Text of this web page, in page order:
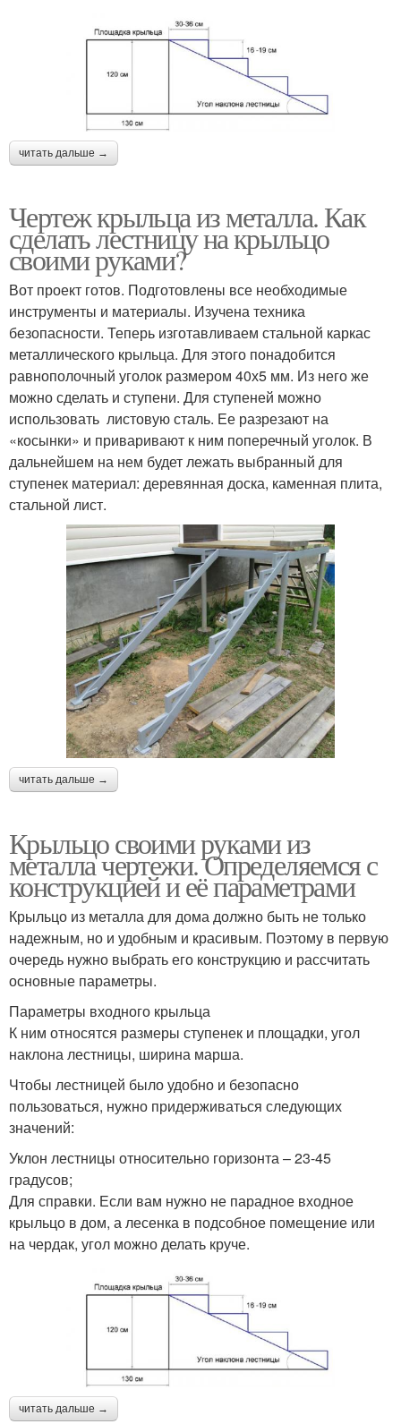
читать дальше →
Чертеж крыльца из металла. Как
сделать лестницу на крыльцо
своими руками?
Вот проект готов. Подготовлены все необходимые
инструменты и материалы. Изучена техника
безопасности. Теперь изготавливаем стальной каркас
металлического крыльца. Для этого понадобится
равнополочный уголок размером 40х5 мм. Из него же
можно сделать и ступени. Для ступеней можно
использовать листовую сталь. Ее разрезают на
«косынки» и приваривают к ним поперечный уголок. В
дальнейшем на нем будет лежать выбранный для
ступенек материал: деревянная доска, каменная плита,
стальной лист.
читать дальше →
Крыльцо своими руками из
металла чертежи. Определяемся с
конструкцией и её параметрами
Крыльцо из металла для дома должно быть не только
надежным, но и удобным и красивым. Поэтому в первую
очередь нужно выбрать его конструкцию и рассчитать
основные параметры.
Параметры входного крыльца
К ним относятся размеры ступенек и площадки, угол
наклона лестницы, ширина марша.
Чтобы лестницей было удобно и безопасно
пользоваться, нужно придерживаться следующих
значений:
Уклон лестницы относительно горизонта – 23-45
градусов;
Для справки. Если вам нужно не парадное входное
крыльцо в дом, а лесенка в подсобное помещение или
на чердак, угол можно делать круче.
читать дальше →